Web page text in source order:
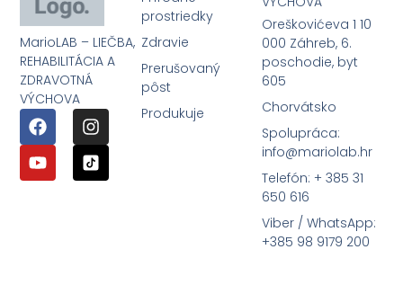
MarioLAB – LIEČBA,
REHABILITÁCIA A
ZDRAVOTNÁ
VÝCHOVA
prostriedky
Zdravie
Prerušovaný
pôst
Produkuje
Oreškovićeva 1 10
000 Záhreb, 6.
poschodie, byt
605
Chorvátsko
Spolupráca:
info@mariolab.hr
Telefón: + 385 31
650 616
Viber / WhatsApp:
+385 98 9179 200